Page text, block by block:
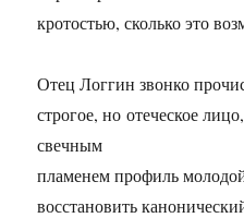
кротостью, сколько это
Отец Логгин звонко
строгое, но отеческое
свечным
пламенем профиль
восстановить